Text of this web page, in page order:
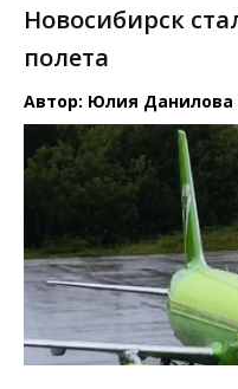
Новосибирск
полета
Автор: Юлия Данилова